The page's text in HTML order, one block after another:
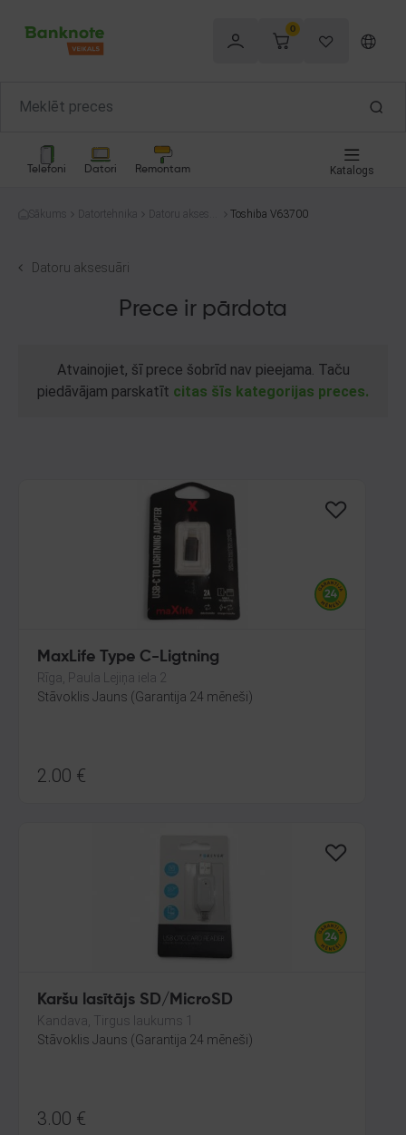
0
Telefoni Datori Remontam Katalogs
Sākums Datortehnika
Datoru aksesu
Toshiba V63700
Datoru aksesuāri
Prece ir pārdota
Atvainojiet, šī prece šobrīd nav pieejama. Taču
piedāvājam parskatīt citas šīs kategorijas preces.
MaxLife Type C-Ligtning
Rīga, Paula Lejiņa iela 2
Stāvoklis Jauns (Garantija 24 mēneši)
2.00 €
Karšu lasītājs SD/MicroSD
Kandava, Tirgus laukums 1
Stāvoklis Jauns (Garantija 24 mēneši)
3.00 €